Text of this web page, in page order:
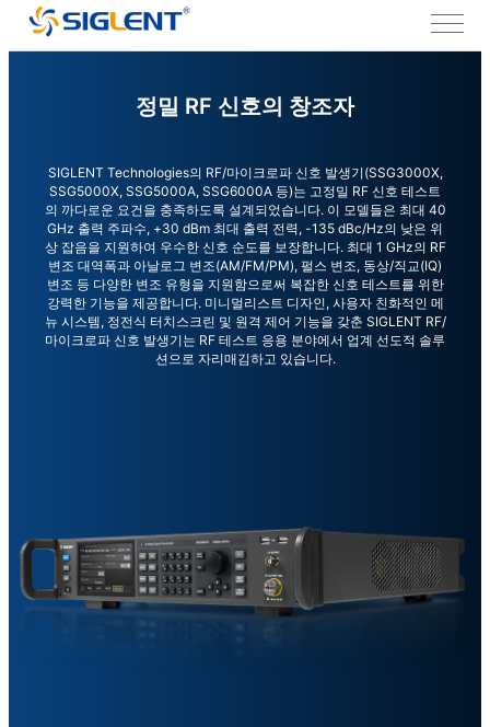
정밀 RF 신호의 창조자
SIGLENT Technologies의 RF/마이크로파 신호 발생기(SSG3000X,
SSG5000X, SSG5000A, SSG6000A 등)는 고정밀 RF 신호 테스트
의 까다로운 요건을 충족하도록 설계되었습니다. 이 모델들은 최대 40
GHz 출력 주파수, +30 dBm 최대 출력 전력, -135 dBc/Hz의 낮은 위
상 잡음을 지원하여 우수한 신호 순도를 보장합니다. 최대 1 GHz의 RF
변조 대역폭과 아날로그 변조(AM/FM/PM), 펄스 변조, 동상/직교(IQ)
변조 등 다양한 변조 유형을 지원함으로써 복잡한 신호 테스트를 위한
강력한 기능을 제공합니다. 미니멀리스트 디자인, 사용자 친화적인 메
뉴 시스템, 정전식 터치스크린 및 원격 제어 기능을 갖춘 SIGLENT RF/
마이크로파 신호 발생기는 RF 테스트 응용 분야에서 업계 선도적 솔루
션으로 자리매김하고 있습니다.